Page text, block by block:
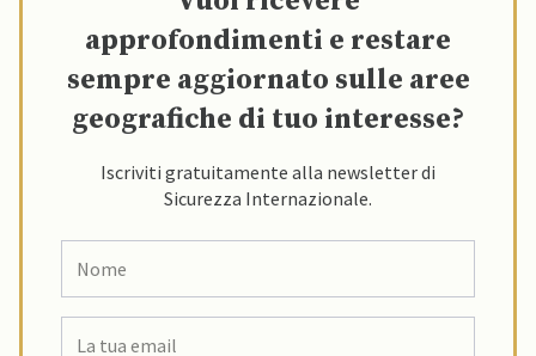
approfondimenti e restare
sempre aggiornato sulle aree
geografiche di tuo interesse?
Iscriviti gratuitamente alla newsletter di
Sicurezza Internazionale.